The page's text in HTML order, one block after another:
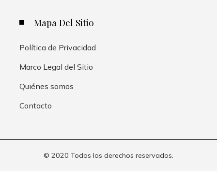
Mapa Del Sitio
Política de Privacidad
Marco Legal del Sitio
Quiénes somos
Contacto
© 2020 Todos los derechos reservados.